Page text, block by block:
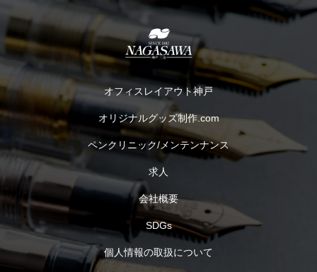
オフィスレイアウト神戸
オリジナルグッズ制作.com
ペンクリニック/メンテンナンス
求人
会社概要
SDGs
個人情報の取扱について